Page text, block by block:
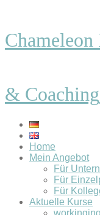
& Coaching
Home
Mein Angebot
Für
Für
Für
Aktuelle Kurse